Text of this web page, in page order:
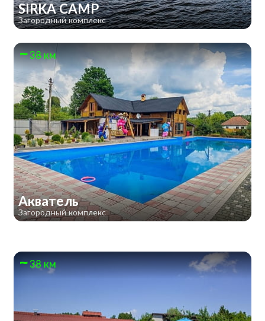
SIRKA CAMP
Загородный комплекс
38 км
Акватель
Загородный комплекс
38 км